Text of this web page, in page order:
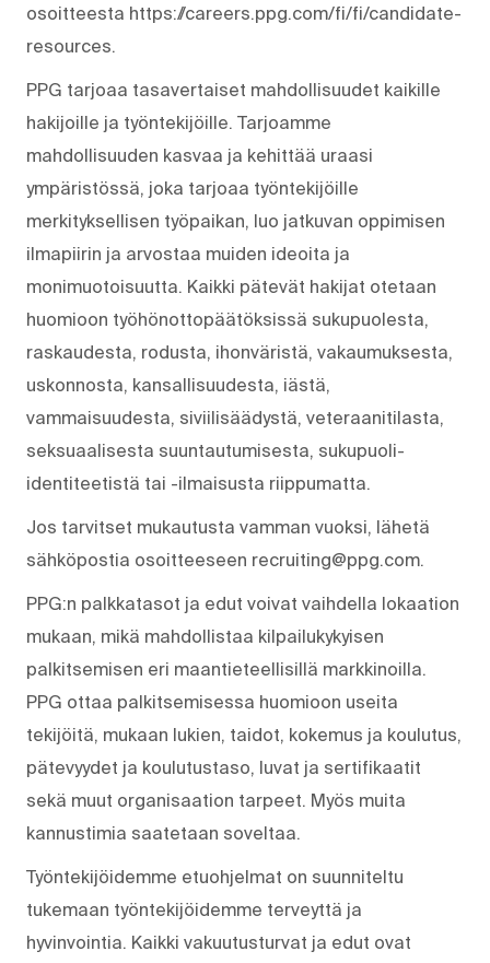
osoitteesta https://careers.ppg.com/fi/fi/candidate-
resources.
PPG tarjoaa tasavertaiset mahdollisuudet kaikille
hakijoille ja työntekijöille. Tarjoamme
mahdollisuuden kasvaa ja kehittää uraasi
ympäristössä, joka tarjoaa työntekijöille
merkityksellisen työpaikan, luo jatkuvan oppimisen
ilmapiirin ja arvostaa muiden ideoita ja
monimuotoisuutta. Kaikki pätevät hakijat otetaan
huomioon työhönottopäätöksissä sukupuolesta,
raskaudesta, rodusta, ihonväristä, vakaumuksesta,
uskonnosta, kansallisuudesta, iästä,
vammaisuudesta, siviilisäädystä, veteraanitilasta,
seksuaalisesta suuntautumisesta, sukupuoli-
identiteetistä tai -ilmaisusta riippumatta.
Jos tarvitset mukautusta vamman vuoksi, lähetä
sähköpostia osoitteeseen recruiting@ppg.com.
PPG:n palkkatasot ja edut voivat vaihdella lokaation
mukaan, mikä mahdollistaa kilpailukykyisen
palkitsemisen eri maantieteellisillä markkinoilla.
PPG ottaa palkitsemisessa huomioon useita
tekijöitä, mukaan lukien, taidot, kokemus ja koulutus,
pätevyydet ja koulutustaso, luvat ja sertifikaatit
sekä muut organisaation tarpeet. Myös muita
kannustimia saatetaan soveltaa.
Työntekijöidemme etuohjelmat on suunniteltu
tukemaan työntekijöidemme terveyttä ja
hyvinvointia. Kaikki vakuutusturvat ja edut ovat